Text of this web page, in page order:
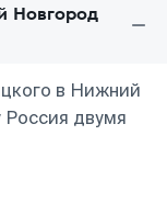
Новгород
в Нижний
двумя